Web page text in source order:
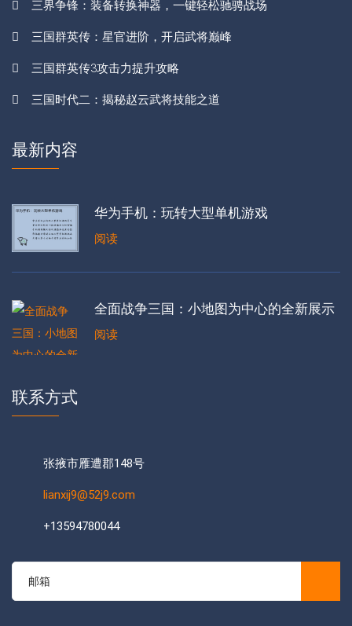
三界争锋：装备转换神器，一键轻松驰骋战场
三国群英传：星官进阶，开启武将巅峰
三国群英传3攻击力提升攻略
三国时代二：揭秘赵云武将技能之道
最新内容
华为手机：玩转大型单机游戏
阅读
全面战争三国：小地图为中心的全新展示
阅读
联系方式
张掖市雁遭郡148号
lianxij9@52j9.com
+13594780044